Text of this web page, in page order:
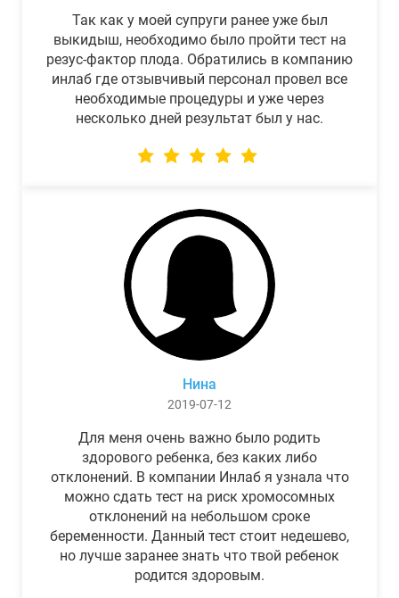
Так как у моей супруги ранее уже был
выкидыш, необходимо было пройти тест на
резус-фактор плода. Обратились в компанию
инлаб где отзывчивый персонал провел все
необходимые процедуры и уже через
несколько дней результат был у нас.
Нина
2019-07-12
Для меня очень важно было родить
здорового ребенка, без каких либо
отклонений. В компании Инлаб я узнала что
можно сдать тест на риск хромосомных
отклонений на небольшом сроке
беременности. Данный тест стоит недешево,
но лучше заранее знать что твой ребенок
родится здоровым.